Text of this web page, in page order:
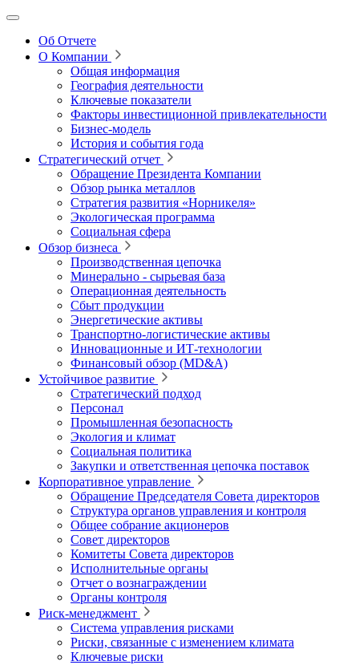
Об Отчете
О Компании
Общая информация
География деятельности
Ключевые показатели
Факторы инвестиционной привлекательности
Бизнес-модель
История и события года
Стратегический отчет
Обращение Президента Компании
Обзор рынка металлов
Стратегия развития «Норникеля»
Экологическая программа
Социальная сфера
Обзор бизнеса
Производственная цепочка
Минерально ‑ сырьевая база
Операционная деятельность
Сбыт продукции
Энергетические активы
Транспортно-логистические активы
Инновационные и ИТ‑технологии
Финансовый обзор (MD&A)
Устойчивое развитие
Стратегический подход
Персонал
Промышленная безопасность
Экология и климат
Социальная политика
Закупки и ответственная цепочка поставок
Корпоративное управление
Обращение Председателя Совета директоров
Структура органов управления и контроля
Общее собрание акционеров
Совет директоров
Комитеты Совета директоров
Исполнительные органы
Отчет о вознаграждении
Органы контроля
Риск-менеджмент
Система управления рисками
Риски, связанные с изменением климата
Ключевые риски